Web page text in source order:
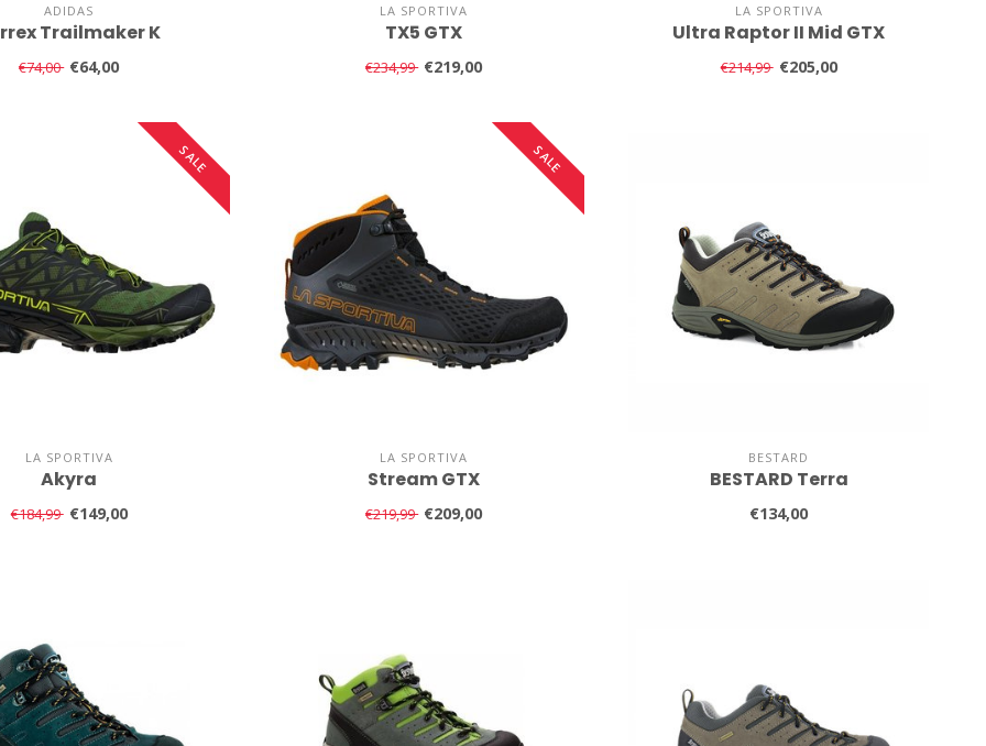
ADIDAS
Trailmaker K
€74,00 €64,00
LA SPORTIVA
TX5 GTX
€234,99 €219,00
LA SPORTIVA
Ultra Raptor II Mid GTX
€214,99 €205,00
SALE
LA SPORTIVA
Akyra
€184,99 €149,00
SALE
LA SPORTIVA
Stream GTX
€219,99 €209,00
BESTARD
BESTARD Terra
€134,00